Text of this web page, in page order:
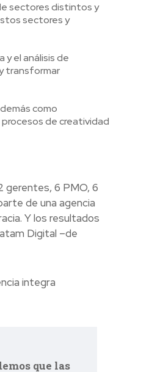
sectores distintos y
sectores y
el análisis de
transformar
como
de creatividad
gerentes, 6 PMO, 6
de una agencia
Y los resultados
Digital –de
integra
que las